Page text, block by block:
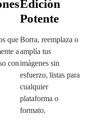
que
a
con
Edición
Potente
Borra, reemplaza o
amplía tus
imágenes sin
esfuerzo, listas para
cualquier
plataforma o
formato.